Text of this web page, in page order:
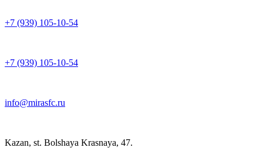
+7 (939) 105-10-54
+7 (939) 105-10-54
info@mirasfc.ru
Kazan, st. Bolshaya Krasnaya, 47.